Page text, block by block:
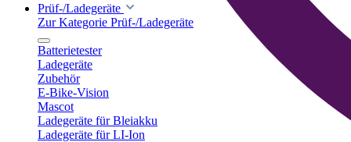
Prüf-/Ladegeräte
Zur Kategorie Prüf-/Ladegeräte
Batterietester
Ladegeräte
Zubehör
E-Bike-Vision
Mascot
Ladegeräte für Bleiakku
Ladegeräte für LI-Ion